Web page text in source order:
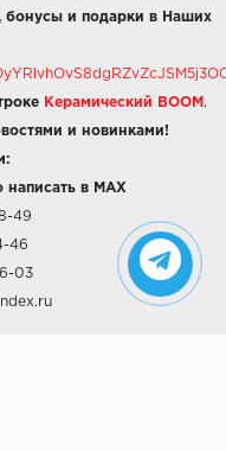
бонусы и подарки в Наших
Керамический BOOM .
и новинками!
в MAX
49
46
03